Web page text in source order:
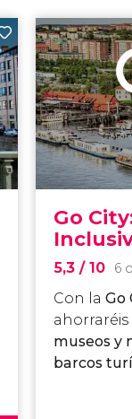
Go
5,3 / 10 6
Con la Go
museos y
barcos